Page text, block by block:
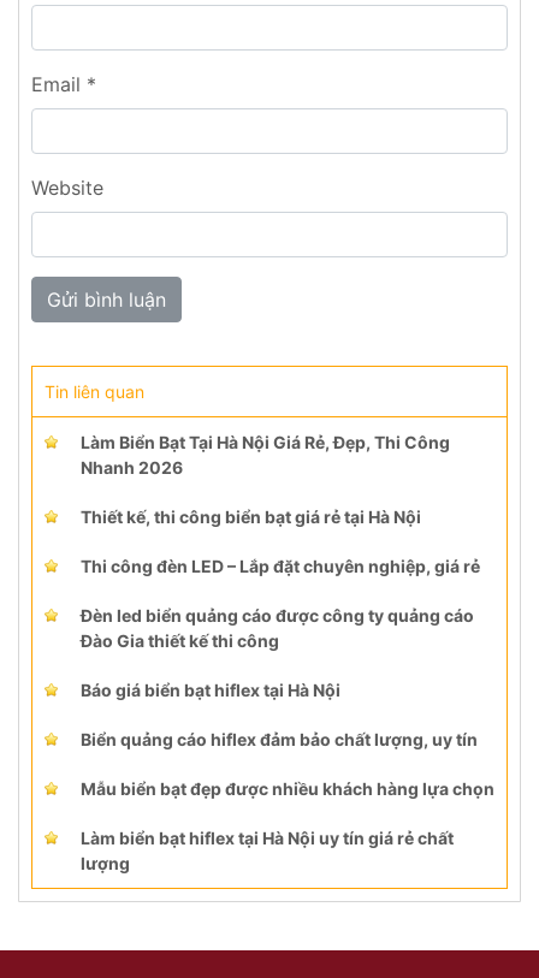
Email *
Website
Tin liên quan
Làm Biển Bạt Tại Hà Nội Giá Rẻ, Đẹp, Thi Công
Nhanh 2026
Thiết kế, thi công biển bạt giá rẻ tại Hà Nội
Thi công đèn LED – Lắp đặt chuyên nghiệp, giá rẻ
Đèn led biển quảng cáo được công ty quảng cáo
Đào Gia thiết kế thi công
Báo giá biển bạt hiflex tại Hà Nội
Biển quảng cáo hiflex đảm bảo chất lượng, uy tín
Mẫu biển bạt đẹp được nhiều khách hàng lựa chọn
Làm biển bạt hiflex tại Hà Nội uy tín giá rẻ chất
lượng